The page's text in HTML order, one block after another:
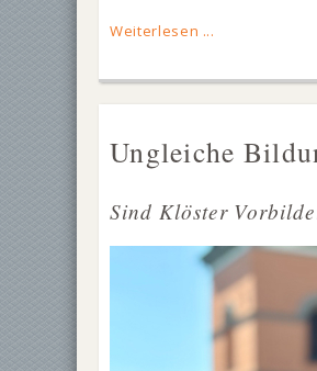
Weiterlesen ...
Ungleiche
Sind Klöster